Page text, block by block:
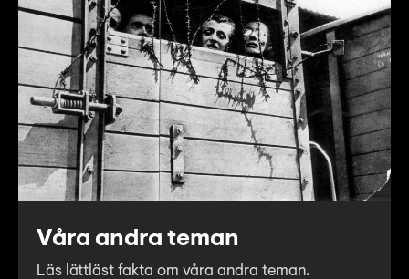
Våra andra teman
Läs lättläst fakta om våra andra teman.